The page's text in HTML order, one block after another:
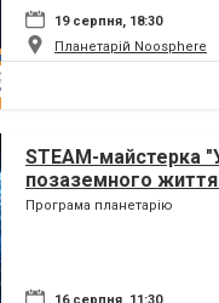
19 серпня, 18:30
Планетарій Noosphere
STEAM-майстерка
позаземного
Програма планетарію